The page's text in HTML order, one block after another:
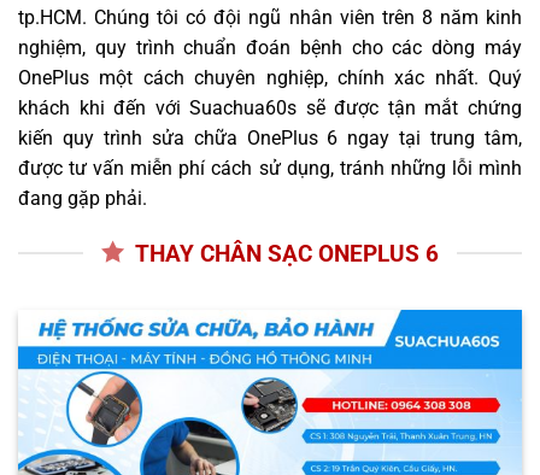
tp.HCM. Chúng tôi có đội ngũ nhân viên trên 8 năm kinh
nghiệm, quy trình chuẩn đoán bệnh cho các dòng máy
OnePlus một cách chuyên nghiệp, chính xác nhất. Quý
khách khi đến với Suachua60s sẽ được tận mắt chứng
kiến quy trình sửa chữa OnePlus 6 ngay tại trung tâm,
được tư vấn miễn phí cách sử dụng, tránh những lỗi mình
đang gặp phải.
THAY CHÂN SẠC ONEPLUS 6